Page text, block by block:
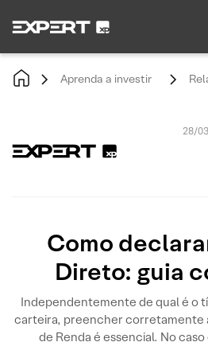
Aprenda a investir
28/
Como
Direto: guia
Independentemente de qual é o
carteira, preencher corretamente
de Renda é essencial. No